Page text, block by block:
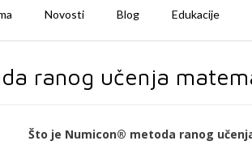
Novosti Blog Edukacije
ranog učenja
Što je Numicon® metoda ranog